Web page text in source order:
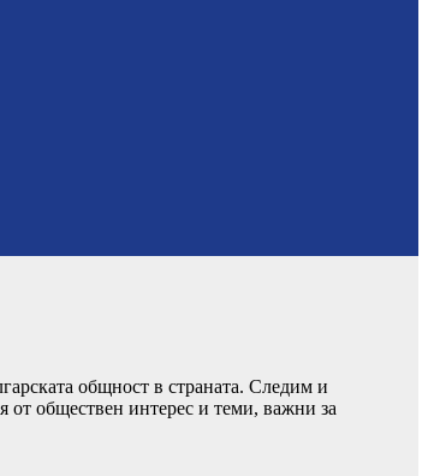
общност в страната. Следим и
от обществен интерес и теми, важни за